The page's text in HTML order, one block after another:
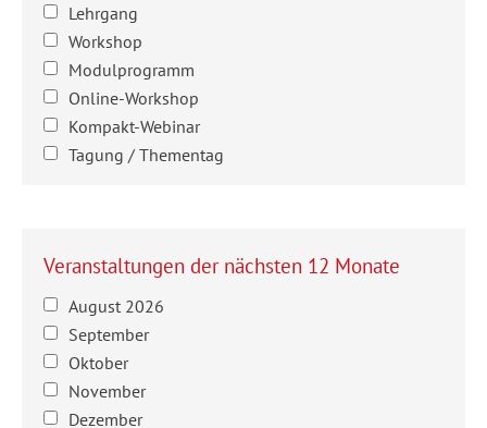
Lehrgang
Workshop
Modulprogramm
Online-Workshop
Kompakt-Webinar
Tagung / Thementag
Veranstaltungen der nächsten 12 Monate
August 2026
September
Oktober
November
Dezember